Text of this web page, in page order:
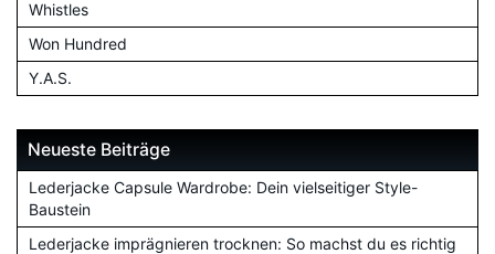
Whistles
Won Hundred
Y.A.S.
Neueste Beiträge
Lederjacke Capsule Wardrobe: Dein vielseitiger Style-
Baustein
Lederjacke imprägnieren trocknen: So machst du es richtig